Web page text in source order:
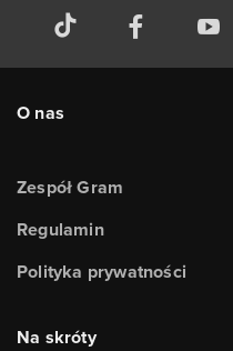
O nas
Zespół Gram
Regulamin
Polityka prywatności
Na skróty